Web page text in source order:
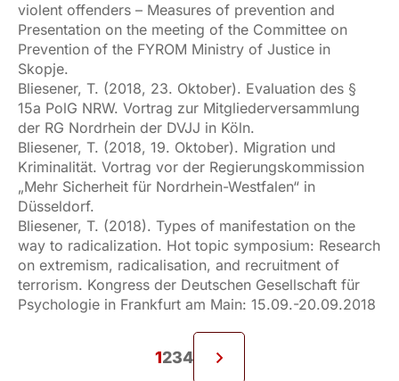
violent offenders – Measures of prevention and
Presentation on the meeting of the Committee on
Prevention of the FYROM Ministry of Justice in
Skopje.
Bliesener, T. (2018, 23. Oktober). Evaluation des §
15a PolG NRW. Vortrag zur Mitgliederversammlung
der RG Nordrhein der DVJJ in Köln.
Bliesener, T. (2018, 19. Oktober). Migration und
Kriminalität. Vortrag vor der Regierungskommission
„Mehr Sicherheit für Nordrhein-Westfalen“ in
Düsseldorf.
Bliesener, T. (2018). Types of manifestation on the
way to radicalization. Hot topic symposium: Research
on extremism, radicalisation, and recruitment of
terrorism. Kongress der Deutschen Gesellschaft für
Psychologie in Frankfurt am Main: 15.09.-20.09.2018
1234